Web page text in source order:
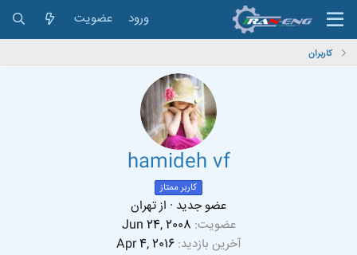
ورود عضویت
کاربران
hamideh vf
کاربر ممتاز
عضو جدید · ازتهران
عضویت Jun 24, 2008
آخرین بازدید Apr 4, 2016